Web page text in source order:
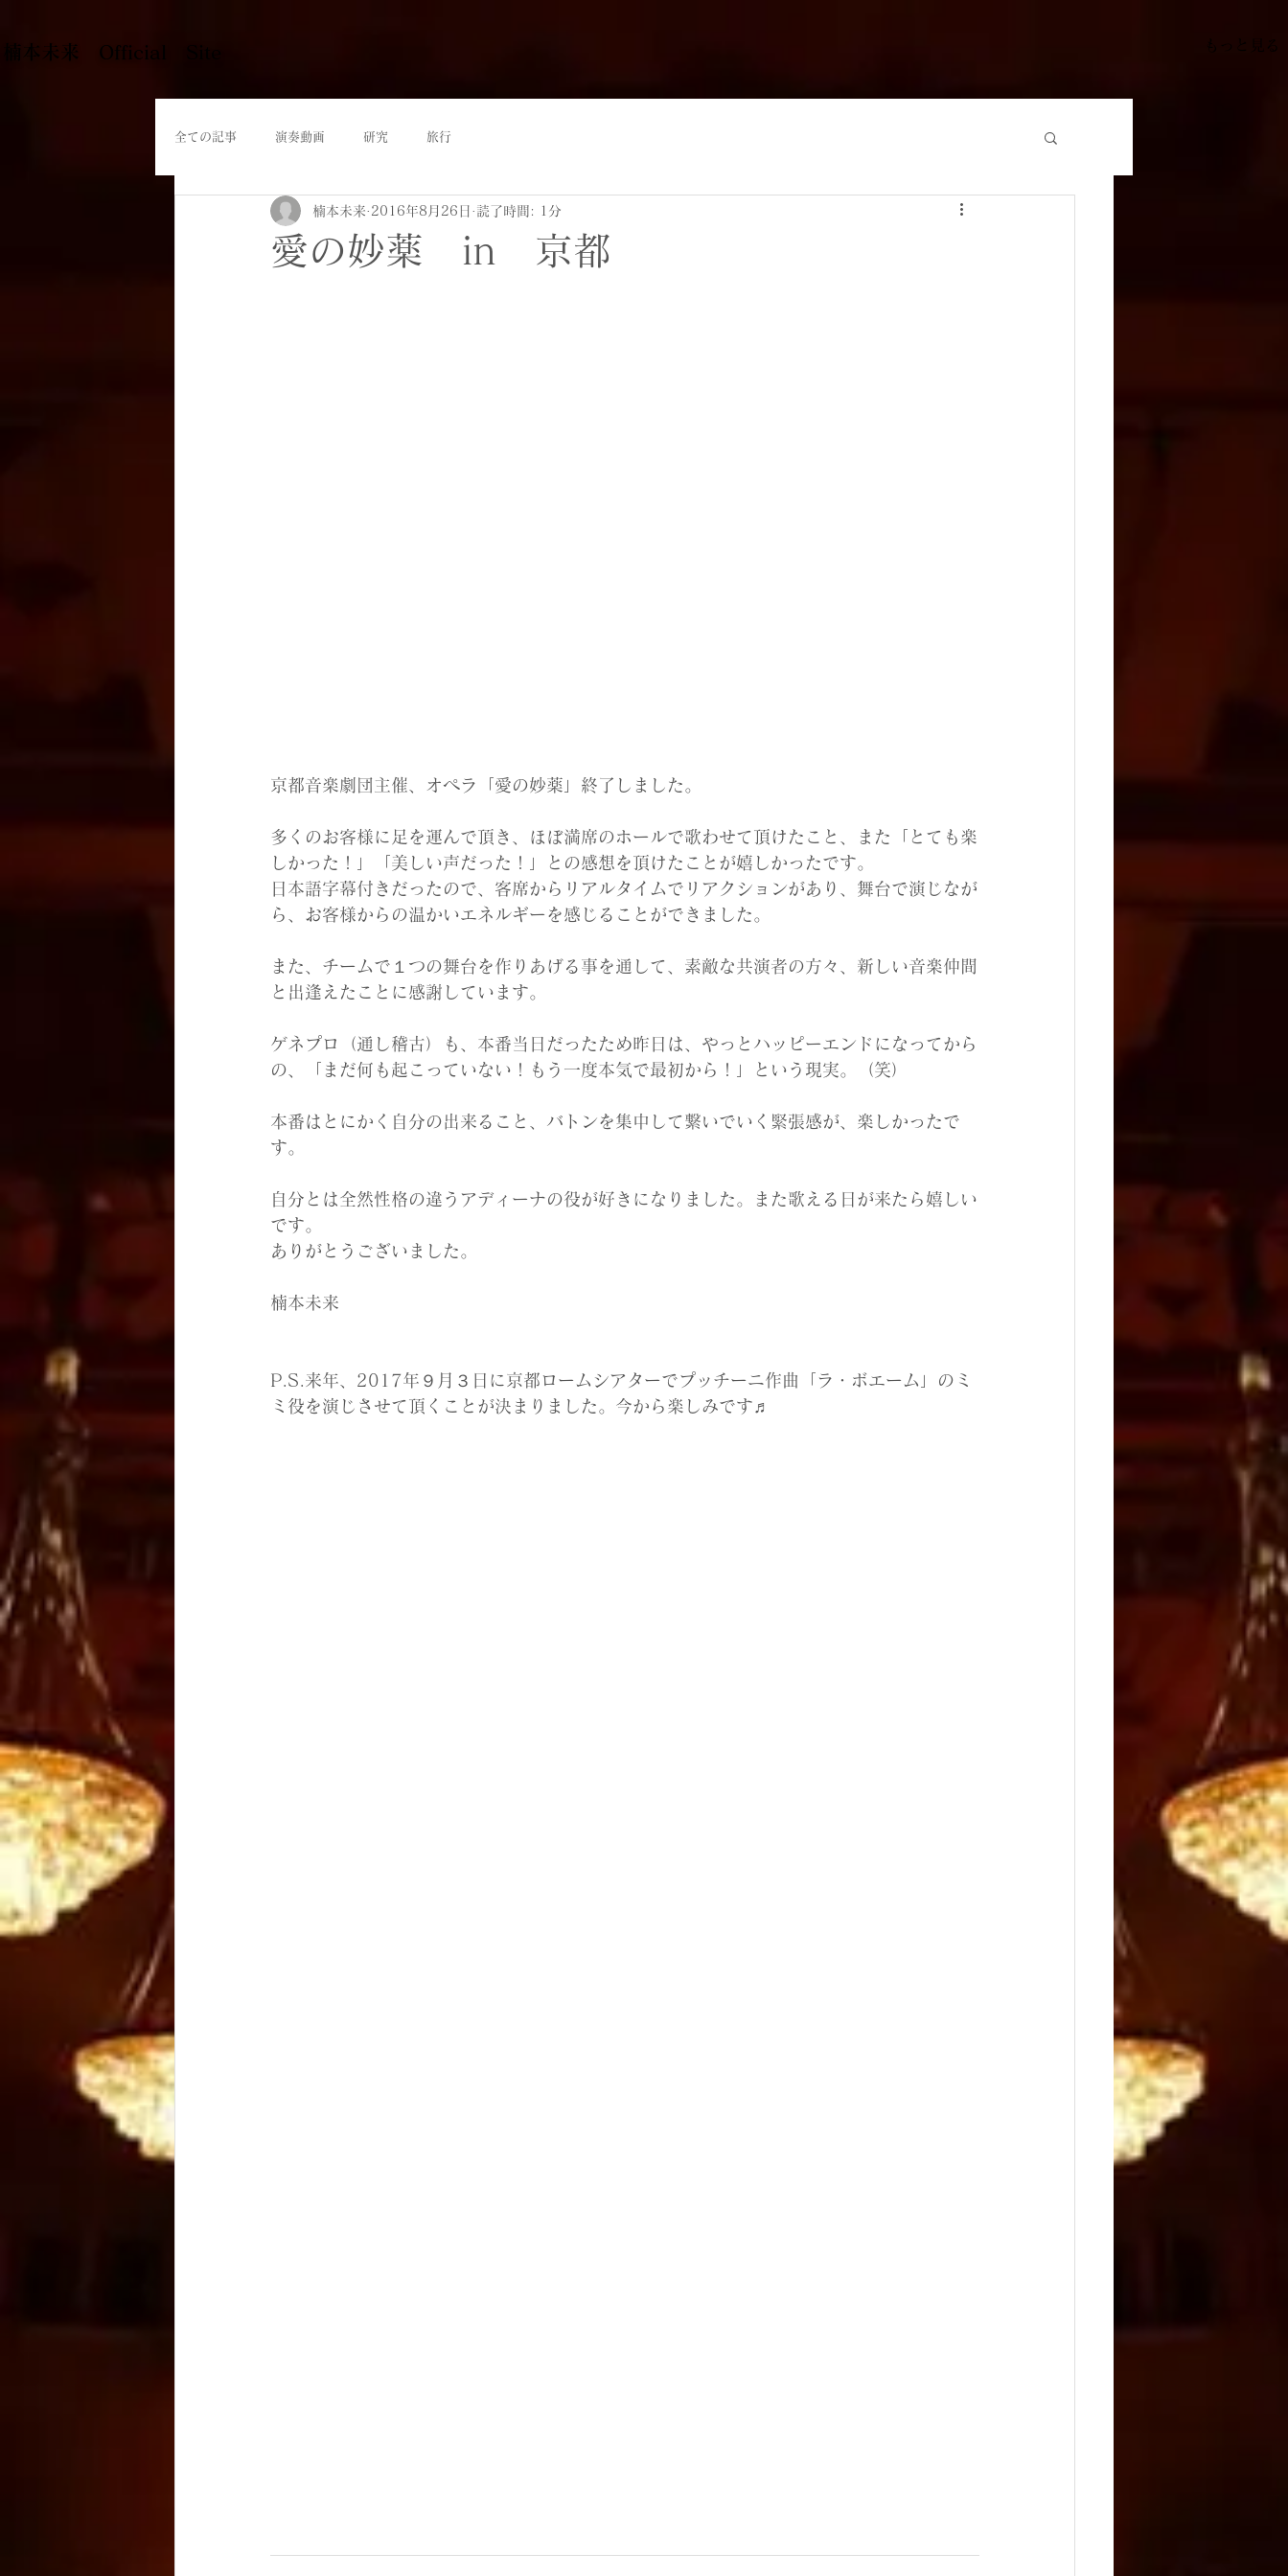
​楠本未来 Official Site もっと見る
全ての記事 演奏動画 研究 旅行
愛の妙薬 in 京都
楠本未来 2016年8月26日 読了時間: 1分
京都音楽劇団主催、オペラ「愛の妙薬」終了しました。
多くのお客様に足を運んで頂き、ほぼ満席のホールで歌わせて頂けたこと、また「とても楽
しかった！」「美しい声だった！」との感想を頂けたことが嬉しかったです。
日本語字幕付きだったので、客席からリアルタイムでリアクションがあり、舞台で演じなが
ら、お客様からの温かいエネルギーを感じることができました。
また、チームで１つの舞台を作りあげる事を通して、素敵な共演者の方々、新しい音楽仲間
と出逢えたことに感謝しています。
ゲネプロ（通し稽古）も、本番当日だったため昨日は、やっとハッピーエンドになってから
の、「まだ何も起こっていない！もう一度本気で最初から！」という現実。（笑）
本番はとにかく自分の出来ること、バトンを集中して繋いでいく緊張感が、楽しかったで
す。
自分とは全然性格の違うアディーナの役が好きになりました。また歌える日が来たら嬉しい
です。
ありがとうございました。
楠本未来
P.S.来年、2017年９月３日に京都ロームシアターでプッチーニ作曲「ラ・ボエーム」のミ
ミ役を演じさせて頂くことが決まりました。今から楽しみです♬